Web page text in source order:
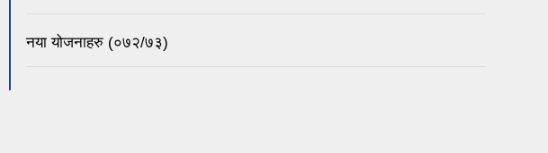
नया योजनाहरु (०७२/७३)